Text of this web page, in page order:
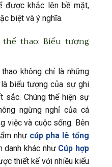
được khắc lên bề mặt,
biệt và ý nghĩa.
thao: Biểu tượng
không chỉ là những
biểu tượng của sự ghi
sắc. Chúng thể hiện sự
ngừng nghỉ của cá
việc và cuộc sống. Bên
như cúp pha lê tổng
danh khác như Cúp hợp
thiết kế với nhiều kiểu